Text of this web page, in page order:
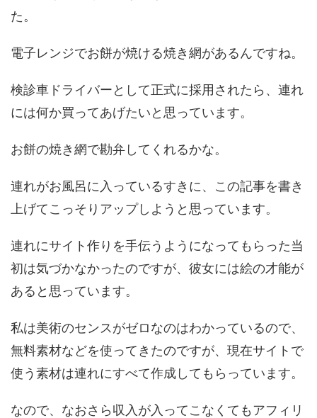
た。
電子レンジでお餅が焼ける焼き網があるんですね。
検診車ドライバーとして正式に採用されたら、連れ
には何か買ってあげたいと思っています。
お餅の焼き網で勘弁してくれるかな。
連れがお風呂に入っているすきに、この記事を書き
上げてこっそりアップしようと思っています。
連れにサイト作りを手伝うようになってもらった当
初は気づかなかったのですが、彼女には絵の才能が
あると思っています。
私は美術のセンスがゼロなのはわかっているので、
無料素材などを使ってきたのですが、現在サイトで
使う素材は連れにすべて作成してもらっています。
なので、なおさら収入が入ってこなくてもアフィリ